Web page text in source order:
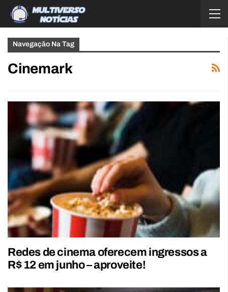
Navegação Na Tag
Cinemark
Redes de cinema oferecem ingressos a
R$ 12 em junho – aproveite!